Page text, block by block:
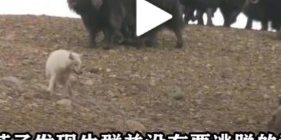
中国女篮70-67险胜尼日利亚女篮
名创优品回应女子吐槽内裤质量差
上海：台风白海豚或将带来龙卷风
国防部：中国军队坚决反制任何闹海挑衅图谋
U17国足三连胜晋级明日之星半决赛